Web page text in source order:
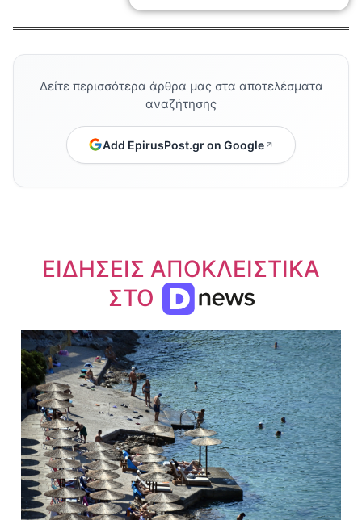
Δείτε περισσότερα άρθρα μας στα αποτελέσματα
αναζήτησης
Add EpirusPost.gr on Google
ΕΙΔΗΣΕΙΣ ΑΠΟΚΛΕΙΣΤΙΚΑ
ΣΤΟ